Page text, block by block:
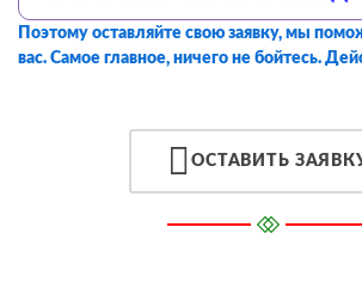
Поэтому оставляйте свою заявку, мы
вас. Самое главное, ничего не бойтесь.
ОСТАВИТЬ